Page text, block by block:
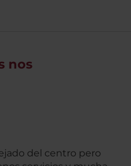
nos
del centro pero